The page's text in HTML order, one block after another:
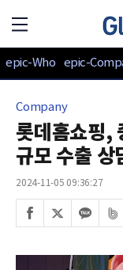
epic-Who epic-
Company
롯데홈쇼핑,
규모 수출 상
2024-11-05 09:36:27